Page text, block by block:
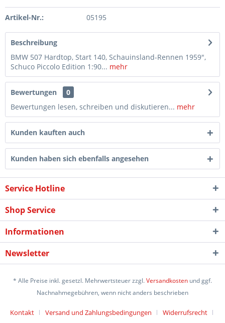
Artikel-Nr.: 05195
Beschreibung
BMW 507 Hardtop, Start 140, Schauinsland-Rennen 1959",
Schuco Piccolo Edition 1:90... mehr
Bewertungen
0
Bewertungen lesen, schreiben und diskutieren... mehr
Kunden kauften auch
Kunden haben sich ebenfalls angesehen
Service Hotline
Shop Service
Informationen
Newsletter
* Alle Preise inkl. gesetzl. Mehrwertsteuer zzgl.Versandkosten und ggf.
Nachnahmegebühren, wenn nicht anders beschrieben
Kontakt Versand und Zahlungsbedingungen Widerrufsrecht